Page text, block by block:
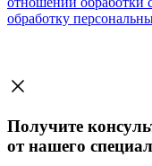
обработку
Получите
от нашего